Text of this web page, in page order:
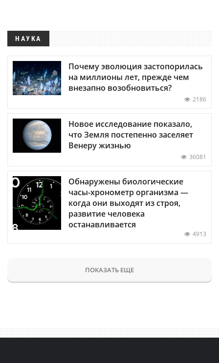
НАУКА
Почему эволюция застопорилась
на миллионы лет, прежде чем
внезапно возобновиться?
2186
Новое исследование показало,
что Земля постепенно заселяет
Венеру жизнью
36081
Обнаружены биологические
часы-хронометр организма —
когда они выходят из строя,
развитие человека
останавливается
4913
ПОКАЗАТЬ ЕЩЕ